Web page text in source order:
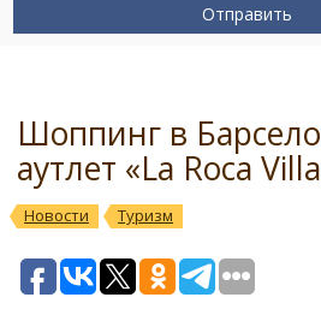
Отправить
Шоппинг в
аутлет «La Roca
Новости Туризм